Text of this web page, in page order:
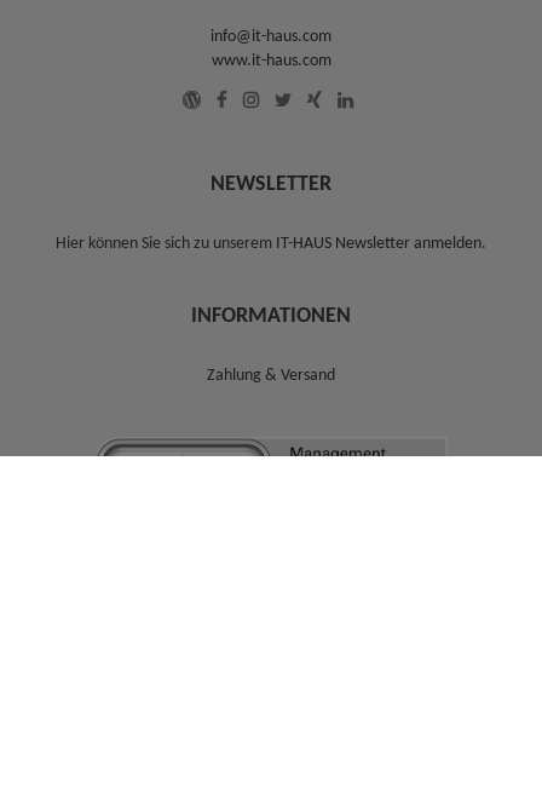
info@it-haus.com
www.it-haus.com
NEWSLETTER
Hier können Sie sich zu unserem IT-HAUS Newsletter anmelden.
INFORMATIONEN
Zahlung & Versand